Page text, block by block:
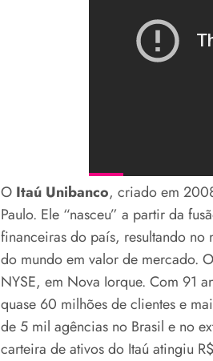
O Itaú Unibanco, criado em
Paulo. Ele “nasceu” a partir da
financeiras do país, resultando
do mundo em valor de mercado.
NYSE, em Nova Iorque. Com 91
quase 60 milhões de clientes e
de 5 mil agências no Brasil e no
carteira de ativos do Itaú atingiu